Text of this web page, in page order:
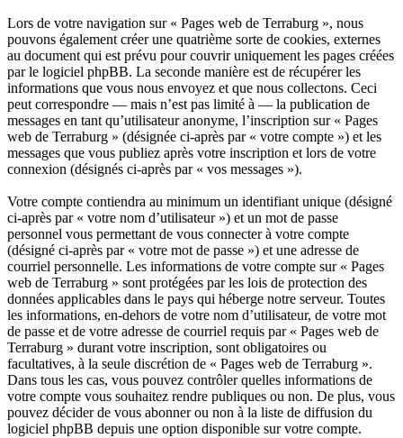
Lors de votre navigation sur « Pages web de Terraburg », nous
pouvons également créer une quatrième sorte de cookies, externes
au document qui est prévu pour couvrir uniquement les pages créées
par le logiciel phpBB. La seconde manière est de récupérer les
informations que vous nous envoyez et que nous collectons. Ceci
peut correspondre — mais n’est pas limité à — la publication de
messages en tant qu’utilisateur anonyme, l’inscription sur « Pages
web de Terraburg » (désignée ci-après par « votre compte ») et les
messages que vous publiez après votre inscription et lors de votre
connexion (désignés ci-après par « vos messages »).
Votre compte contiendra au minimum un identifiant unique (désigné
ci-après par « votre nom d’utilisateur ») et un mot de passe
personnel vous permettant de vous connecter à votre compte
(désigné ci-après par « votre mot de passe ») et une adresse de
courriel personnelle. Les informations de votre compte sur « Pages
web de Terraburg » sont protégées par les lois de protection des
données applicables dans le pays qui héberge notre serveur. Toutes
les informations, en-dehors de votre nom d’utilisateur, de votre mot
de passe et de votre adresse de courriel requis par « Pages web de
Terraburg » durant votre inscription, sont obligatoires ou
facultatives, à la seule discrétion de « Pages web de Terraburg ».
Dans tous les cas, vous pouvez contrôler quelles informations de
votre compte vous souhaitez rendre publiques ou non. De plus, vous
pouvez décider de vous abonner ou non à la liste de diffusion du
logiciel phpBB depuis une option disponible sur votre compte.